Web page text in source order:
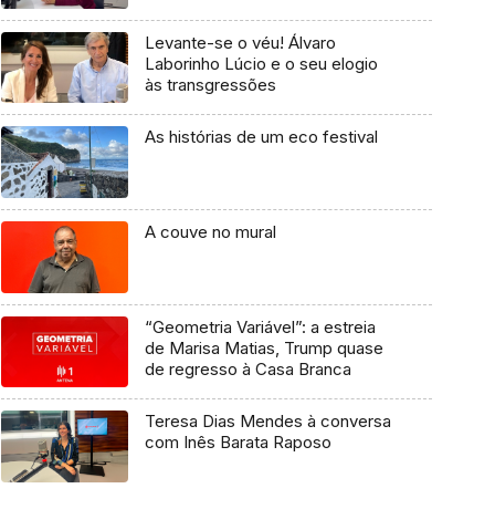
Levante-se o véu! Álvaro
Laborinho Lúcio e o seu elogio
às transgressões
As histórias de um eco festival
A couve no mural
“Geometria Variável”: a estreia
de Marisa Matias, Trump quase
de regresso à Casa Branca
Teresa Dias Mendes à conversa
com Inês Barata Raposo